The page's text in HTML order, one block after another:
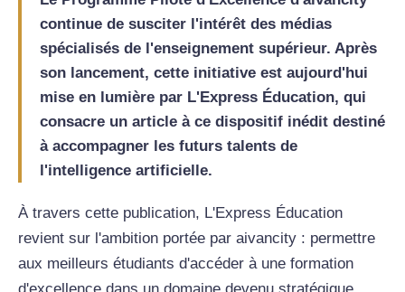
continue de susciter l'intérêt des médias
spécialisés de l'enseignement supérieur. Après
son lancement, cette initiative est aujourd'hui
mise en lumière par L'Express Éducation, qui
consacre un article à ce dispositif inédit destiné
à accompagner les futurs talents de
l'intelligence artificielle.
À travers cette publication, L'Express Éducation
revient sur l'ambition portée par aivancity : permettre
aux meilleurs étudiants d'accéder à une formation